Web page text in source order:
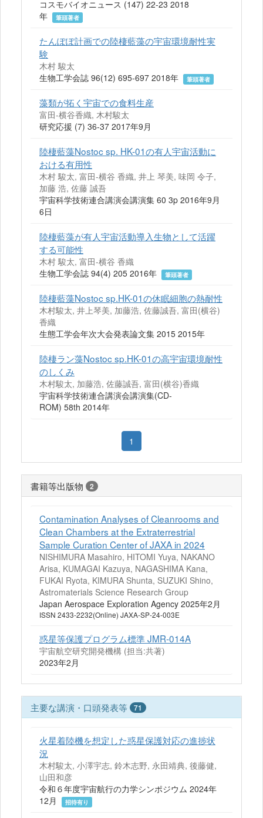
コスモバイオニュース (147) 22-23 2018
年
筆頭著者
たんぽぽ計画での陸棲藍藻の宇宙環境耐性実
験
木村 駿太
生物工学会誌 96(12) 695-697 2018年
筆頭著者
藻類が拓く宇宙での食料生産
富田-横谷香織, 木村駿太
研究応援 (7) 36-37 2017年9月
陸棲藍藻Nostoc sp. HK-01の有人宇宙活動に
おける有用性
木村 駿太, 富田-横谷 香織, 井上 琴美, 味岡 令子,
加藤 浩, 佐藤 誠吾
宇宙科学技術連合講演会講演集 60 3p 2016年9月
6日
陸棲藍藻が有人宇宙活動導入生物として活躍
する可能性
木村 駿太, 富田-横谷 香織
生物工学会誌 94(4) 205 2016年
筆頭著者
陸棲藍藻Nostoc sp.HK-01の休眠細胞の熱耐性
木村駿太, 井上琴美, 加藤浩, 佐藤誠吾, 富田(横谷)
香織
生態工学会年次大会発表論文集 2015 2015年
陸棲ラン藻Nostoc sp.HK-01の高宇宙環境耐性
のしくみ
木村駿太, 加藤浩, 佐藤誠吾, 富田(横谷)香織
宇宙科学技術連合講演会講演集(CD-
ROM) 58th 2014年
1
書籍等出版物 2
Contamination Analyses of Cleanrooms and
Clean Chambers at the Extraterrestrial
Sample Curation Center of JAXA in 2024
NISHIMURA Masahiro, HITOMI Yuya, NAKANO
Arisa, KUMAGAI Kazuya, NAGASHIMA Kana,
FUKAI Ryota, KIMURA Shunta, SUZUKI Shino,
Astromaterials Science Research Group
Japan Aerospace Exploration Agency 2025年2月
ISSN 2433-2232(Online) JAXA-SP-24-003E
惑星等保護プログラム標準 JMR-014A
宇宙航空研究開発機構 (担当:共著)
2023年2月
主要な講演・口頭発表等 71
火星着陸機を想定した惑星保護対応の進捗状
況
木村駿太, 小澤宇志, 鈴木志野, 永田靖典, 後藤健,
山田和彦
令和６年度宇宙航行の力学シンポジウム 2024年
12月
招待有り